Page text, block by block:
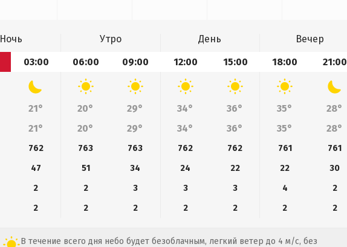
Ночь Утро День
Вечер
03:00 06:00 09:00 12:00 15:00 18:00 21:00
21° 20° 29° 34° 36° 35°
28°
21° 20° 29° 34° 36° 35° 28°
762 763 763 762 762 761
761
47 51 34 24 22 22
30
2 2 3 3 3 4
2
2 2 2 2 2 2 2
В течение всего дня небо будет безоблачным, легкий ветер до 4 м/с, без